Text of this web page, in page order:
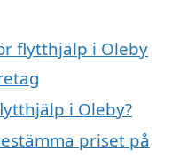
flytthjälp i Oleby
i Oleby?
priset på